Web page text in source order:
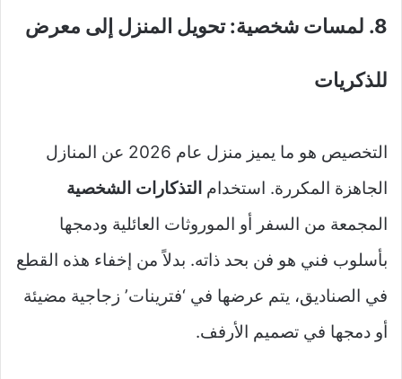
8. لمسات شخصية: تحويل المنزل إلى معرض
للذكريات
التخصيص هو ما يميز منزل عام 2026 عن المنازل
الجاهزة المكررة. استخدام التذكارات الشخصية
المجمعة من السفر أو الموروثات العائلية ودمجها
بأسلوب فني هو فن بحد ذاته. بدلاً من إخفاء هذه القطع
في الصناديق، يتم عرضها في ‘فترينات’ زجاجية مضيئة
أو دمجها في تصميم الأرفف.